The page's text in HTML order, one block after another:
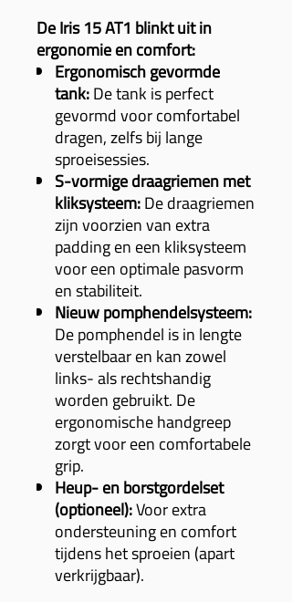
De Iris 15 AT1 blinkt uit in
ergonomie en comfort:
Ergonomisch gevormde
tank:De tank is perfect
gevormd voor comfortabel
dragen, zelfs bij lange
sproeisessies.
S-vormige draagriemen met
kliksysteem:De draagriemen
zijn voorzien van extra
padding en een kliksysteem
voor een optimale pasvorm
en stabiliteit.
Nieuw pomphendelsysteem:
De pomphendel is in lengte
verstelbaar en kan zowel
links- als rechtshandig
worden gebruikt. De
ergonomische handgreep
zorgt voor een comfortabele
grip.
Heup- en borstgordelset
(optioneel):Voor extra
ondersteuning en comfort
tijdens het sproeien (apart
verkrijgbaar).